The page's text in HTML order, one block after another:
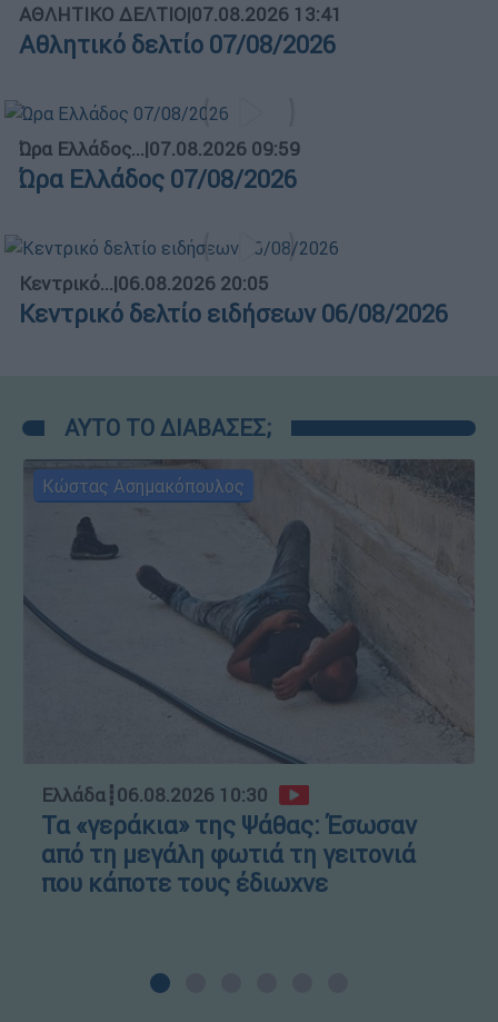
ΑΘΛΗΤΙΚΟ ΔΕΛΤΙΟ|07.08.2026 13:41
Αθλητικό δελτίο 07/08/2026
Ώρα Ελλάδος...|07.08.2026 09:59
Ώρα Ελλάδος 07/08/2026
Κεντρικό...|06.08.2026 20:05
Κεντρικό δελτίο ειδήσεων 06/08/2026
ΑΥΤΟ ΤΟ ΔΙΑΒΑΣΕΣ;
Κώστας Ασημακόπουλος
Ελλάδα┋06.08.2026 10:30
Τα «γεράκια» της Ψάθας: Έσωσαν
από τη μεγάλη φωτιά τη γειτονιά
που κάποτε τους έδιωχνε